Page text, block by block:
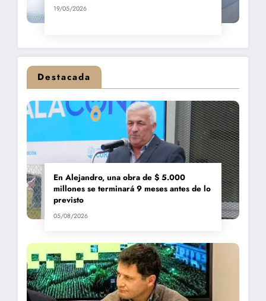
19/05/2026
Destacada
En Alejandro, una obra de $ 5.000
millones se terminará 9 meses antes de lo
previsto
05/08/2026